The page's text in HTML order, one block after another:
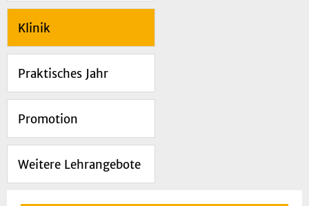
Klinik
Praktisches Jahr
Promotion
Weitere Lehrangebote